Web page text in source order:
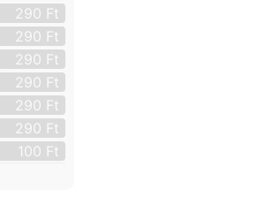
290 Ft
290 Ft
290 Ft
290 Ft
290 Ft
290 Ft
100 Ft